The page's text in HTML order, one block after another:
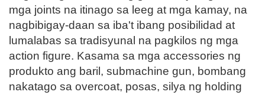
mga joints na itinago sa leeg at mga kamay, na
nagbibigay-daan sa iba't ibang posibilidad at
lumalabas sa tradisyunal na pagkilos ng mga
action figure. Kasama sa mga accessories ng
produkto ang baril, submachine gun, bombang
nakatago sa overcoat, posas, silya ng holding